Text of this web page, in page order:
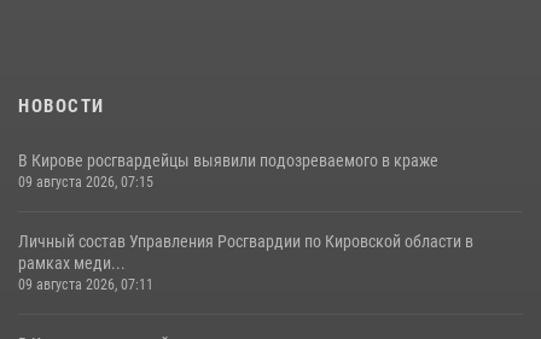
НОВОСТИ
В Кирове росгвардейцы выявили подозреваемого в краже
09 августа 2026, 07:15
Личный состав Управления Росгвардии по Кировской области в
рамках меди...
09 августа 2026, 07:11